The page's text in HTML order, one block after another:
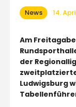
News 14.
Am
der
Ludwigsburg